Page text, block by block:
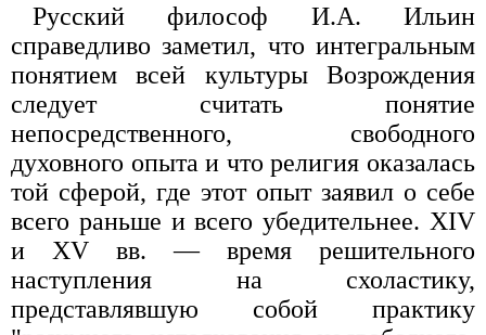
Русский философ И.А. Ильин
справедливо заметил, что интегральным
понятием всей культуры Возрождения
следует считать понятие
непосредственного, свободного
духовного опыта и что религия оказалась
той сферой, где этот опыт заявил о себе
всего раньше и всего убедительнее. XIV
и XV вв. — время решительного
наступления на схоластику,
представлявшую собой практику